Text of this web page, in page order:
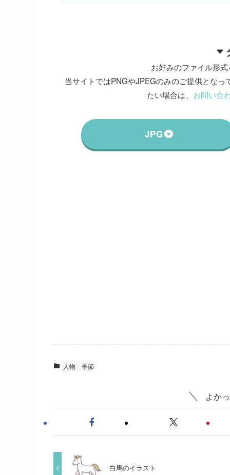
お好みのファイル形
当サイトではPNGやJPEGのみのご提供とな
たい場合は、 お問い合
JPG
人物 季節
よか
白馬のイラスト